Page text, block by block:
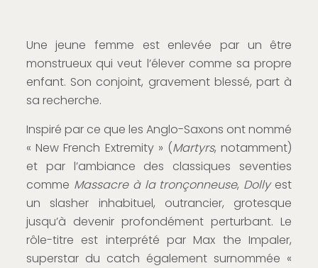
Une jeune femme est enlevée par un être
monstrueux qui veut l’élever comme sa propre
enfant. Son conjoint, gravement blessé, part à
sa recherche.
Inspiré par ce que les Anglo-Saxons ont nommé
« New French Extremity » (Martyrs, notamment)
et par l’ambiance des classiques seventies
comme Massacre à la tronçonneuse, Dollyest
un slasher inhabituel, outrancier, grotesque
jusqu’à devenir profondément perturbant. Le
rôle-titre est interprété par Max the Impaler,
superstar du catch également surnommée «